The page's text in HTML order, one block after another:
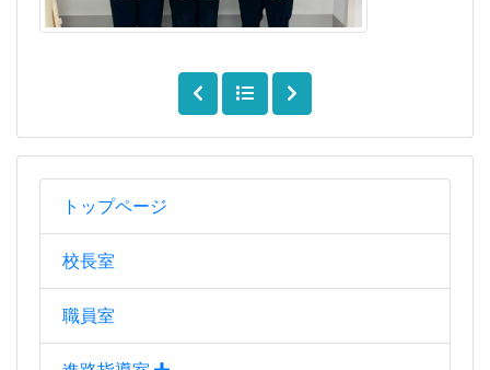
トップページ
校長室
職員室